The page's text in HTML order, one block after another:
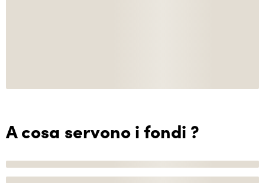
A cosa servono i fondi ?